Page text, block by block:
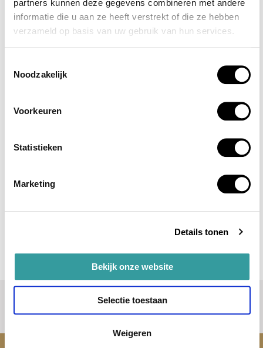
partners kunnen deze gegevens combineren met andere
informatie die u aan ze heeft verstrekt of die ze hebben
verzameld op basis van uw gebruik van hun services.
Noodzakelijk
Voorkeuren
Statistieken
Marketing
Details tonen
Bekijk onze website
Selectie toestaan
Weigeren
NIEUWE LISTING MBR CITY, DUBAI
Een project aan het water van Ellington Properties, direct
aan de crystal lagoon in MBR...
AED 2,100,000 Lees verder